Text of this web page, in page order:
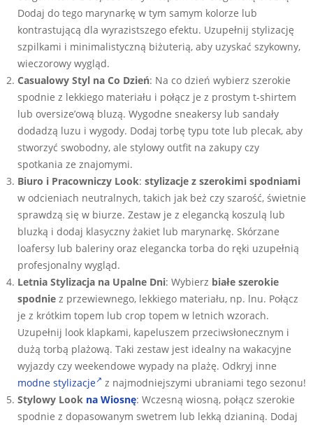
Dodaj do tego marynarkę w tym samym kolorze lub
kontrastującą dla wyrazistszego efektu. Uzupełnij stylizację
szpilkami i minimalistyczną biżuterią, aby uzyskać szykowny,
wieczorowy wygląd.
Casualowy Styl na Co Dzień: Na co dzień wybierz szerokie
spodnie z lekkiego materiału i połącz je z prostym t-shirtem
lub oversize’ową bluzą. Wygodne sneakersy lub sandały
dodadzą luzu i wygody. Dodaj torbę typu tote lub plecak, aby
stworzyć swobodny, ale stylowy outfit na zakupy czy
spotkania ze znajomymi.
Biuro i Pracowniczy Look: stylizacje z szerokimi spodniami
w odcieniach neutralnych, takich jak beż czy szarość, świetnie
sprawdzą się w biurze. Zestaw je z elegancką koszulą lub
bluzką i dodaj klasyczny żakiet lub marynarkę. Skórzane
loafersy lub baleriny oraz elegancka torba do ręki uzupełnią
profesjonalny wygląd.
Letnia Stylizacja na Upalne Dni: Wybierz białe szerokie
spodnie z przewiewnego, lekkiego materiału, np. lnu. Połącz
je z krótkim topem lub crop topem w letnich wzorach.
Uzupełnij look klapkami, kapeluszem przeciwsłonecznym i
dużą torbą plażową. Taki zestaw jest idealny na wakacyjne
wyjazdy czy weekendowe wypady na plażę. Odkryj inne
modne stylizacje
z najmodniejszymi ubraniami tego sezonu!
Stylowy Look na Wiosnę: Wczesną wiosną, połącz szerokie
spodnie z dopasowanym swetrem lub lekką dzianiną. Dodaj